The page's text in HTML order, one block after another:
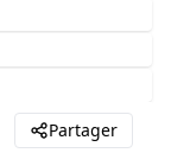
Partager